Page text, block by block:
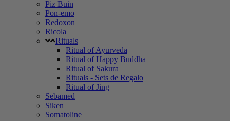
Piz Buin
Pon-emo
Redoxon
Ricola
Rituals
Ritual of Ayurveda
Ritual of Happy Buddha
Ritual of Sakura
Rituals - Sets de Regalo
Ritual of Jing
Sebamed
Siken
Somatoline